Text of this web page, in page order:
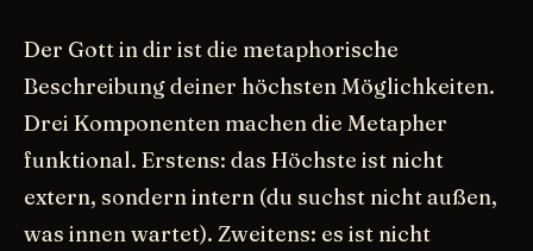
Der Gott in dir ist die metaphorische
Beschreibung deiner höchsten Möglichkeiten.
Drei Komponenten machen die Metapher
funktional. Erstens: das Höchste ist nicht
extern, sondern intern (du suchst nicht außen,
was innen wartet). Zweitens: es ist nicht